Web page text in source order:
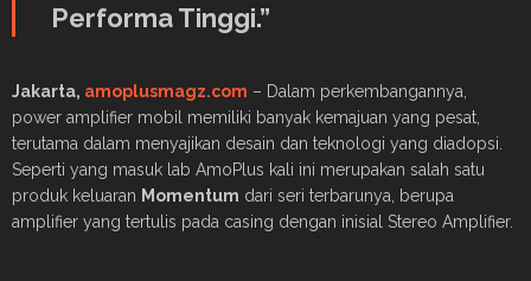
Performa Tinggi.”
Jakarta, amoplusmagz.com – Dalam perkembangannya,
power amplifier mobil memiliki banyak kemajuan yang pesat,
terutama dalam menyajikan desain dan teknologi yang diadopsi.
Seperti yang masuk lab AmoPlus kali ini merupakan salah satu
produk keluaran Momentum dari seri terbarunya, berupa
amplifier yang tertulis pada casing dengan inisial Stereo Amplifier.